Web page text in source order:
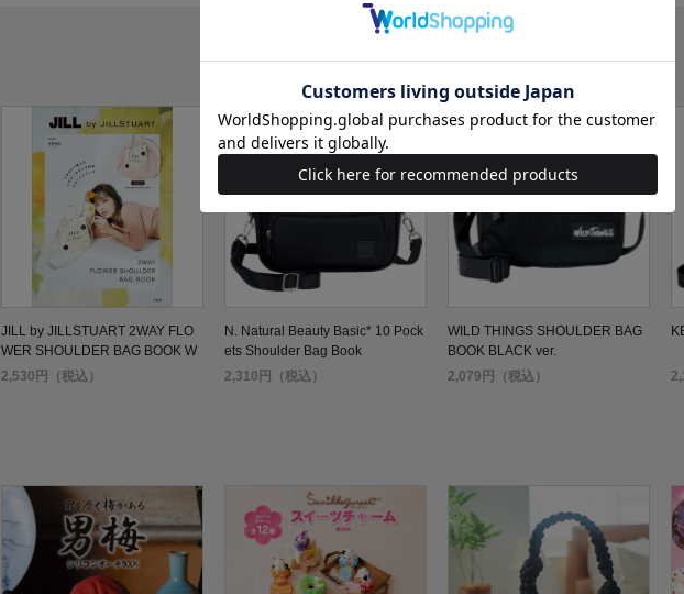
JILL by JILLSTUART 2WAY FLO
WER SHOULDER BAG BOOK W
HITE
2,530円（税込）
N. Natural Beauty Basic* 10 Pock
ets Shoulder Bag Book
2,310円（税込）
WILD THINGS SHOULDER BAG
BOOK BLACK ver.
2,079円（税込）